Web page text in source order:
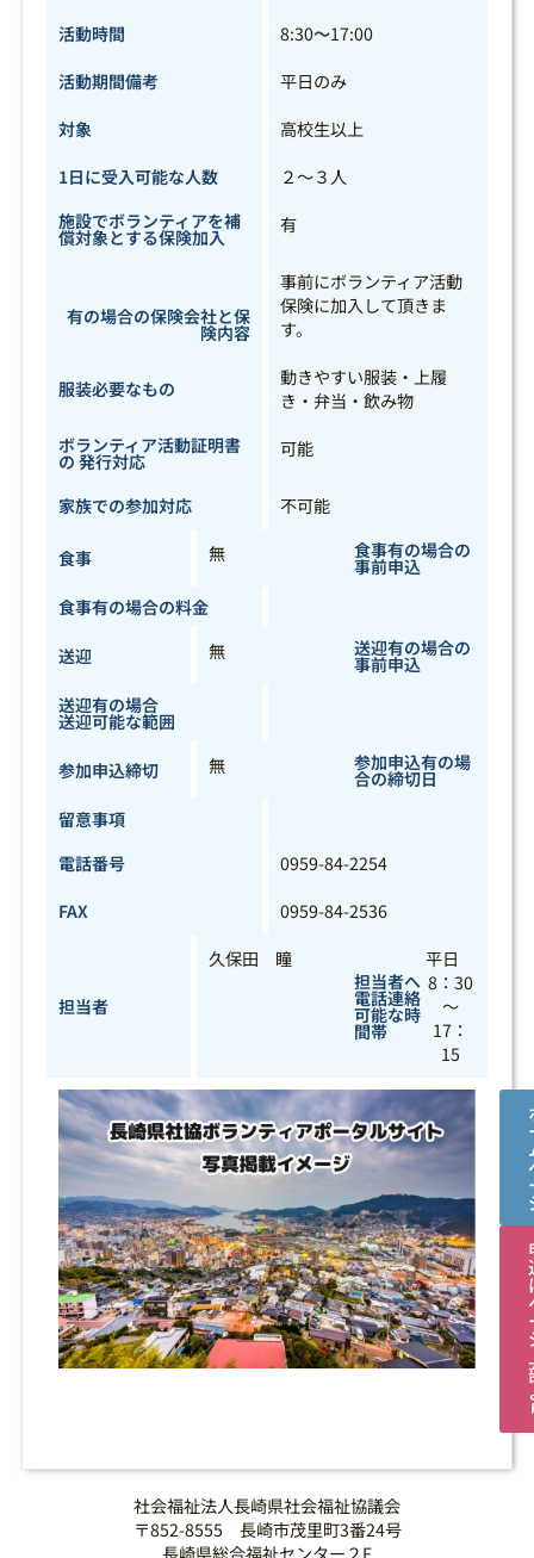
活動時間
8:30～17:00
活動期間備考
平日のみ
対象
高校生以上
1日に受入可能な人数
２～３人
施設でボランティアを補
償対象とする保険加入
有
有の場合の保険会社と保
険内容
事前にボランティア活動
保険に加入して頂きま
す。
服装必要なもの
動きやすい服装・上履
き・弁当・飲み物
ボランティア活動証明書
の 発行対応
可能
家族での参加対応 不可能
食事 無 食事有の場合の
事前申込
食事有の場合の料金
送迎 無 送迎有の場合の
事前申込
送迎有の場合
送迎可能な範囲
参加申込締切 無 参加申込有の場
合の締切日
留意事項
電話番号
0959-84-2254
FAX
0959-84-2536
担当者
久保田 瞳
担当者へ
電話連絡
可能な時
間帯
平日
8：30
～
17：
15
社会福祉法人長崎県社会福祉協議会
〒852-8555 長崎市茂里町3番24号